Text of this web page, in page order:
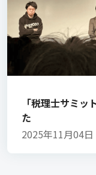
「税理士サミ
た
2025年11月04日